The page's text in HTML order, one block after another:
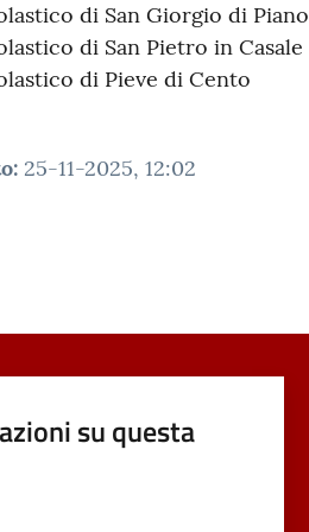
di San Giorgio di Piano
di San Pietro in Casale
di Pieve di Cento
: 25-11-2025, 12:02
su questa